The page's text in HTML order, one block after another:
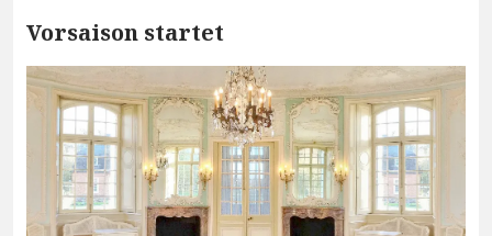
Vorsaison startet